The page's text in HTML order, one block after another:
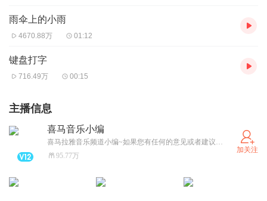
雨伞上的小雨
4670.88万 01:12
键盘打字
716.49万 00:15
主播信息
喜马音乐小编
喜马拉雅音乐频道小编~如果您有任何的意见或者建议，欢迎私信给我xmlydingkong！
95.77万
加关注